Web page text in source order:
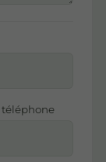
téléphone